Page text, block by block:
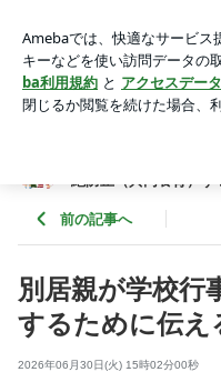
例 | 子の連れ去り被害に遭
養育）するために。
アプリをダウンロードして
ょう。
絶防止（共同養育）す
前の記事へ
別居親が学校行
するために伝え
2026年06月30日(火) 15時02分00秒